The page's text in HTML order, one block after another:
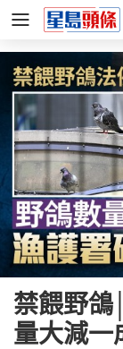
禁餵野鴿
量大減一